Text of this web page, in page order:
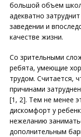
большой объем
адекватно
заведении и
качестве жизни.
Со зрительными
ребята, умеющие
трудом. Считается,
причинами
[1, 2]. Тем не менее
дискомфорт у
нежеланию
дополнительным